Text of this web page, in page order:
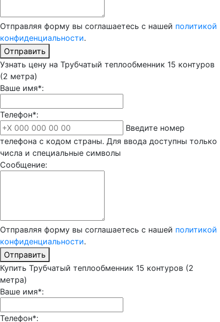
Отправляя форму вы соглашаетесь с нашей политикой
конфиденциальности.
Отправить
Узнать цену на Трубчатый теплообменник 15 контуров
(2 метра)
Ваше имя*:
Телефон*:
Введите номер
телефона с кодом страны. Для ввода доступны только
числа и специальные символы
Сообщение:
Отправляя форму вы соглашаетесь с нашей политикой
конфиденциальности.
Отправить
Купить Трубчатый теплообменник 15 контуров (2
метра)
Ваше имя*:
Телефон*: